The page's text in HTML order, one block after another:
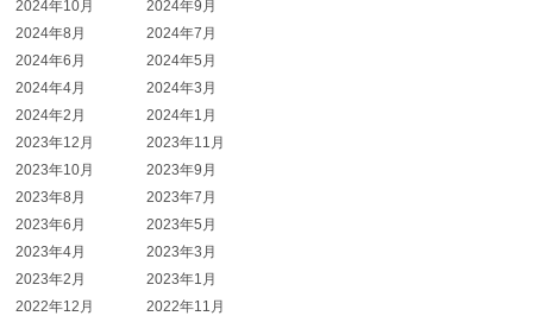
2024年10月
2024年9月
2024年8月
2024年7月
2024年6月
2024年5月
2024年4月
2024年3月
2024年2月
2024年1月
2023年12月
2023年11月
2023年10月
2023年9月
2023年8月
2023年7月
2023年6月
2023年5月
2023年4月
2023年3月
2023年2月
2023年1月
2022年12月
2022年11月